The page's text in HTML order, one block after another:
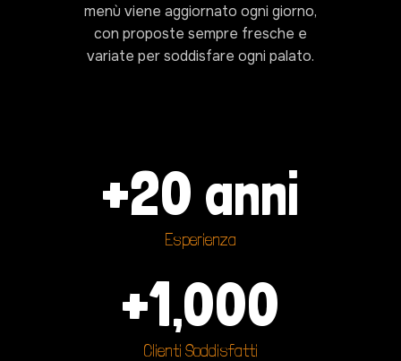
menù viene aggiornato ogni giorno,
con proposte sempre fresche e
variate per soddisfare ogni palato.
Esperienza
+20 anni
Clienti Soddisfatti
+1,000